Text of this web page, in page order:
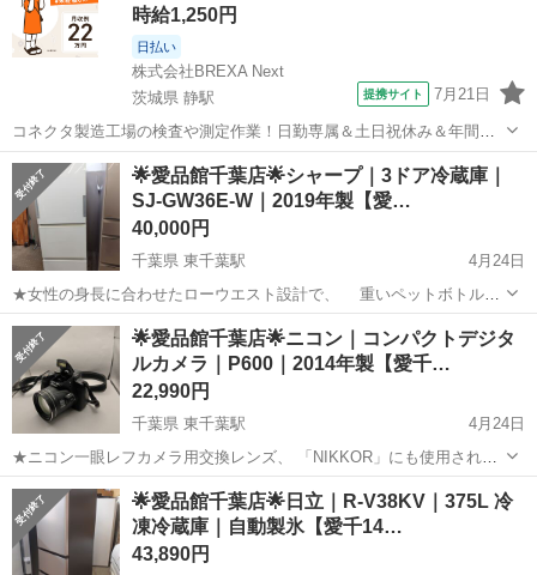
時給1,250円
日払い
株式会社BREXA Next
茨城県 静駅
提携サイト 7月21日
コネクタ製造工場の検査や測定作業！日勤専属＆土日祝休み＆年間休
日128日★クリーンルーム内作業★マイカー通勤OK＆無料駐車場あり
★就業先食堂利用可！日払い制度あり！《茨城県常陸大宮市》 人気の
工場のお仕事 ◇コネクタ製造工...
茨城 常陸大宮市 静駅 その他
🌟愛品館千葉店🌟シャープ｜3ドア冷蔵庫｜
SJ-GW36E-W｜2019年製【愛…
40,000円
千葉県 東千葉駅
4月24日
★女性の身長に合わせたローウエスト設計で、 重いペットボトルも
楽々出し入れ可能！ ★右にも左にも開く「どっちもドア」タイプで、
使いやすい冷蔵庫です♪ ------------------------------...
千葉 千葉市 東千葉駅 キッチン家電
🌟愛品館千葉店🌟ニコン｜コンパクトデジタ
ルカメラ｜P600｜2014年製【愛千…
22,990円
千葉県 東千葉駅
4月24日
★ニコン一眼レフカメラ用交換レンズ、 「NIKKOR」にも使用されて
いる、 スーパーED（特殊低分散）レンズを、 「COOLPIX」で初め
て採用！ ★約92万ドット（RGBW方式)の、 広視野角3型バリアング
ル...
千葉 千葉市 東千葉駅 カメラ
コンパクトデジタルカメラ
🌟愛品館千葉店🌟日立｜R-V38KV｜375L 冷
凍冷蔵庫｜自動製氷【愛千14…
43,890円